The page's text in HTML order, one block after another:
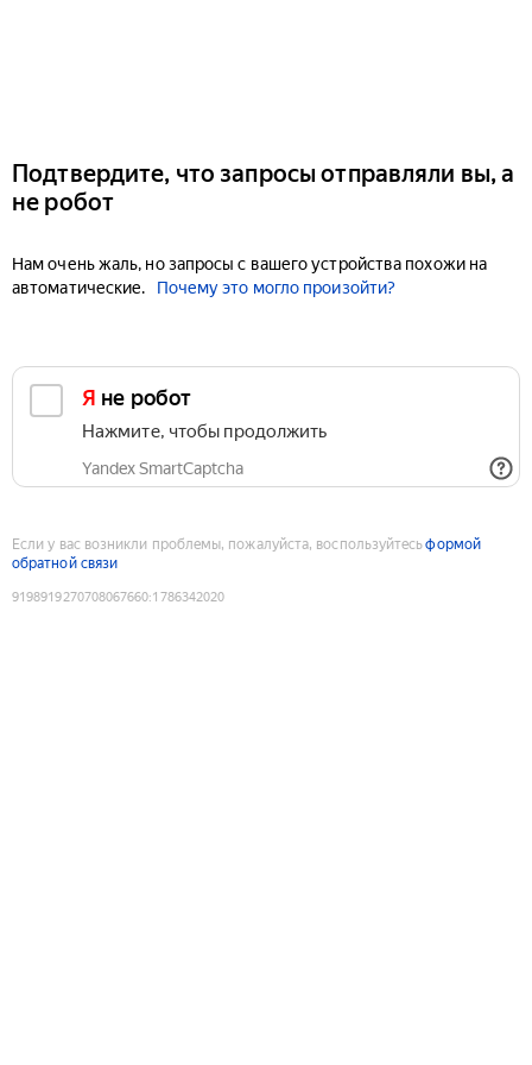
Подтвердите, что запросы отправляли вы, а
не робот
Нам очень жаль, но запросы с вашего устройства похожи на
автоматические.
Почему это могло произойти?
Я не робот
Нажмите, чтобы продолжить
Yandex SmartCaptcha
Если у вас возникли проблемы, пожалуйста, воспользуйтесьформой
обратной связи
9198919270708067660:1786342020